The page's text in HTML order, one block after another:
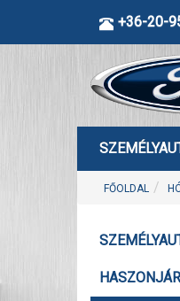
+36-20-
FŐOLDAL